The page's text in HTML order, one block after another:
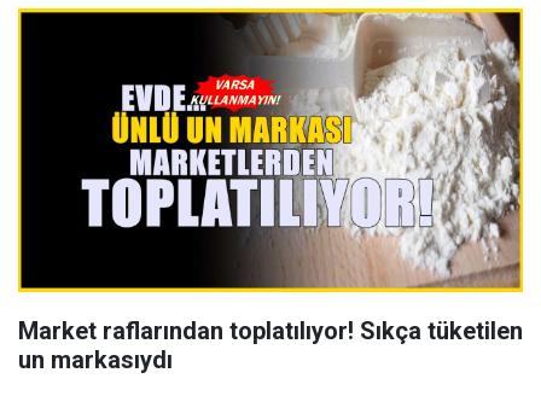
Market raflarından toplatılıyor! Sıkça tüketilen
un markasıydı